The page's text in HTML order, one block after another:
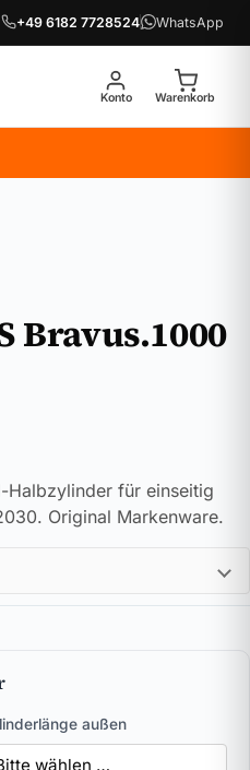
+49 6182 7728524 WhatsApp
Konto Warenkorb
Bravus.1000
Halbzylinder für einseitig
Original Markenware.
außen